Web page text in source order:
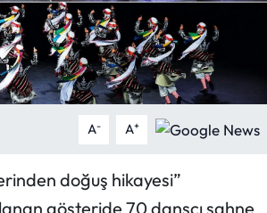
A- A+
doğuş hikayesi”
gösteride 70 dansçı sahne